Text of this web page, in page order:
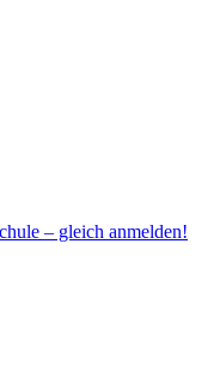
– gleich anmelden!